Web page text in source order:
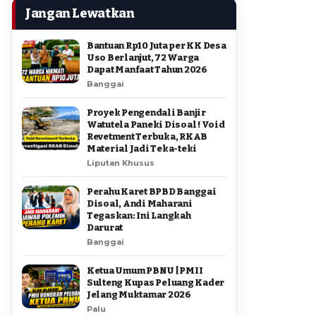
Jangan Lewatkan
Bantuan Rp10 Juta per KK Desa
Uso Berlanjut, 72 Warga
Dapat Manfaat Tahun 2026
Banggai
Proyek Pengendali Banjir
Watutela Paneki Disoal ! Void
Revetment Terbuka, RKAB
Material Jadi Teka-teki
Liputan Khusus
Perahu Karet BPBD Banggai
Disoal, Andi Maharani
Tegaskan: Ini Langkah
Darurat
Banggai
Ketua Umum PBNU | PMII
Sulteng Kupas Peluang Kader
Jelang Muktamar 2026
Palu